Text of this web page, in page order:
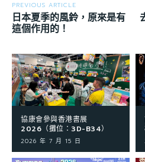
PREVIOUS ARTICLE
日本夏季的風鈴，原來是有
這個作用的！
協康會參與香港書展
2026（攤位：3D-B34）
2026 年 7 月 15 日